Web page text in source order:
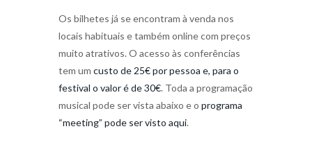
Os bilhetes já se encontram à venda nos
locais habituais e também online com preços
muito atrativos. O acesso às conferências
tem um custo de 25€ por pessoa e, para o
festival o valor é de 30€. Toda a programação
musical pode ser vista abaixo e o programa
“meeting” pode ser visto aqui.